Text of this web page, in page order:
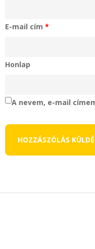
E-mail cím *
Honlap
A nevem, e-mail